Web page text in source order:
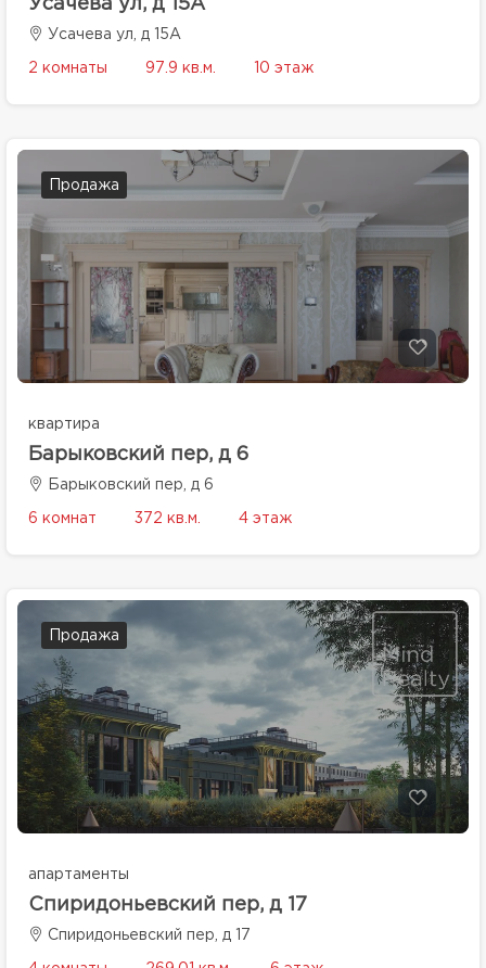
Усачева ул, д 15А
Усачева ул, д 15А
2 комнаты 97.9 кв.м. 10 этаж
Продажа
квартира
Барыковский пер, д 6
Барыковский пер, д 6
6 комнат 372 кв.м. 4 этаж
Продажа
апартаменты
Спиридоньевский пер, д 17
Спиридоньевский пер, д 17